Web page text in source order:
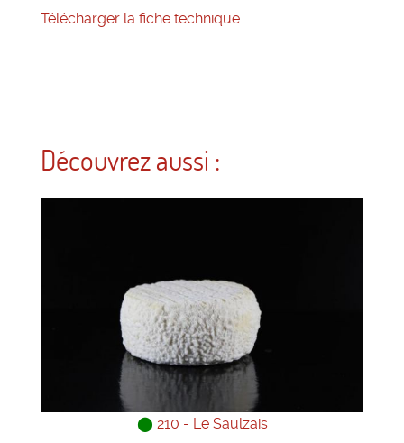
Télécharger la fiche technique
Découvrez aussi :
⬤ 210 - Le Saulzais